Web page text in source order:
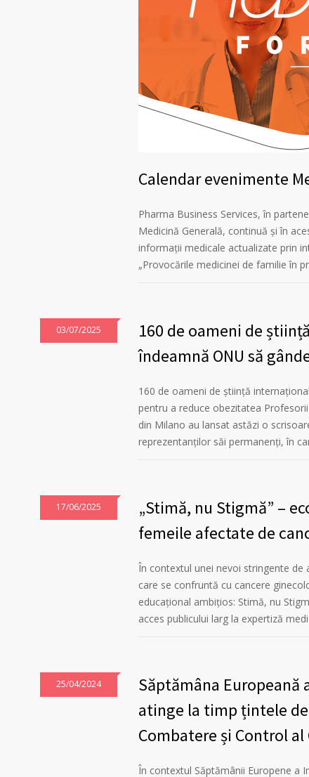
Calendar evenimente
Pharma Business Services, în
Medicină Generală, continuă și în
informații medicale actualizate prin
„Provocările medicinei de familie în
03/07/2025
160 de oameni de
îndeamnă ONU să
160 de oameni de știință
pentru a reduce obezitatea
din Milano au lansat astăzi o
reprezentanților săi permanenți, în
17/06/2025
„Stimă, nu Stigmă” –
femeile afectate de
În contextul unei nevoi stringente
care se confruntă cu cancere
educațional ambițios: Stimă, nu
acces publicului larg la expertiză
25/04/2024
Săptămâna Europeană
atinge la timp țintele
Combatere și Control al
În contextul Săptămânii Europene a